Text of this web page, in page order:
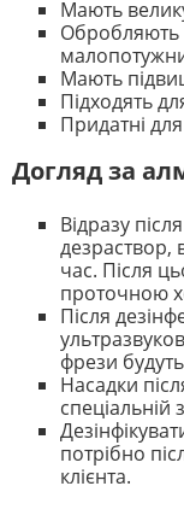
Мають
Обробляють
Мають
Підходять
Придатні для
Догляд за
Відразу
дезраствор,
час. Після
проточною
Після
фрези
Насадки
спеціальній
потрібно
клієнта.